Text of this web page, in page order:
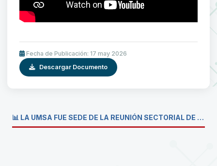
Fecha de Publicación: 17 may 2026
Descargar Documento
📊 LA UMSA FUE SEDE DE LA REUNIÓN SECTORIAL DE CARRERAS DE ECONOMÍA DEL SISTEMA DE LA UNIVERSIDAD BOLIVIANA💼